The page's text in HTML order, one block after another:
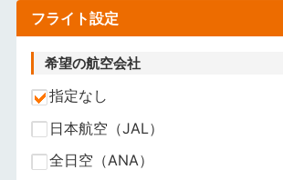
フライト設定
希望の航空会社
指定なし
日本航空（JAL）
全日空（ANA）